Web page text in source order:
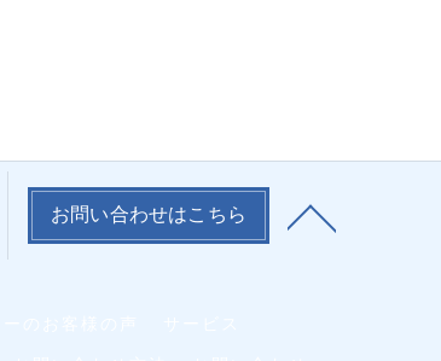
お問い合わせはこちら